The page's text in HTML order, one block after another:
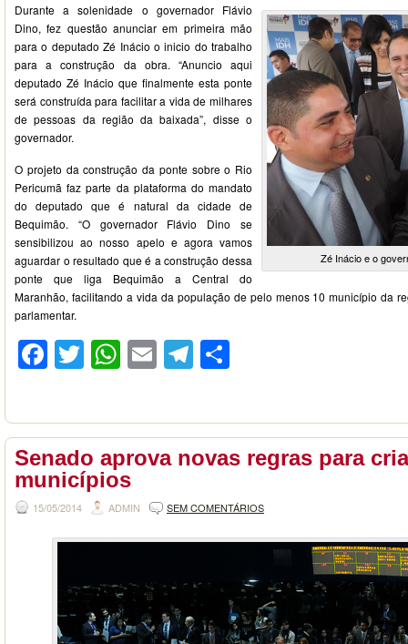
Zé Inácio e o
Durante a solenidade o governador Flávio
Dino, fez questão anunciar em primeira mão
para o deputado Zé Inácio o inicio do trabalho
para a construção da obra. “Anuncio aqui
deputado Zé Inácio que finalmente esta ponte
será construída para facilitar a vida de milhares
de pessoas da região da baixada”, disse o
governador.
O projeto da construção da ponte sobre o Rio
Pericumã faz parte da plataforma do mandato
do deputado que é natural da cidade de
Bequimão. “O governador Flávio Dino se
sensibilizou ao nosso apelo e agora vamos
aguardar o resultado que é a construção dessa
ponte que liga Bequimão a Central do
Maranhão, facilitando a vida da população de pelo menos 10 município da
parlamentar.
Facebook
Twitter
WhatsApp
EmailTelegram
Senado aprova novas regras para
municípios
15/05/2014 ADMIN SEM COMENTÁRIOS